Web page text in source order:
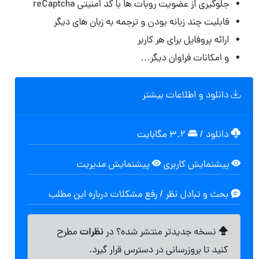
جلوگیری از عضویت روبات ها با کد امنیتی reCaptcha
قابلیت چند زبانه بودن و ترجمه به زبان های دیگر
ارائه پروفایل برای هر کاربر
و امکانات فراوان دیگر…
دانلود و اطلاعات بیشتر
دانلود /
پیشنمایش کاربری پیشنمایش مدیریت
بحث و تبادل نظر / رفع مشکلات درباره این مطلب
نسخه جدیدتر منتشر شده؟ درنظراتمطرح
کنید تا بروزرسانی در دسترس قرار گیرد.